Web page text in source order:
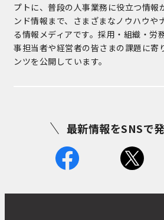
プトに、普段の人事業務に役立つ情報
ンド情報まで、さまざまなノウハウや
る情報メディアです。採用・組織・労
事担当者や経営者の皆さまの課題に寄
ンツを公開しています。
最新情報をSNSで